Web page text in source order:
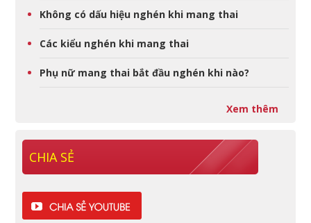
Không có dấu hiệu nghén khi mang thai
Các kiểu nghén khi mang thai
Phụ nữ mang thai bắt đầu nghén khi nào?
Xem thêm
CHIA SẺ